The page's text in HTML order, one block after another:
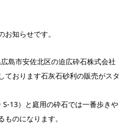
知らせです。
島市安佐北区の迫広砕石株式会社
ております石灰石砂利の販売がスタ
13）と庭用の砕石では一番歩きや
のになります。